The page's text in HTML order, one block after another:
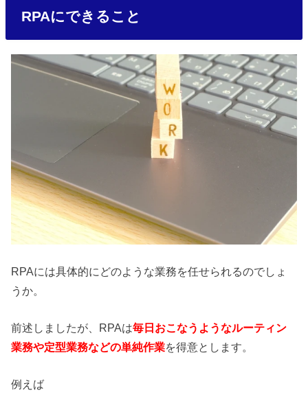
RPAにできること
RPAには具体的にどのような業務を任せられるのでしょ
うか。
前述しましたが、RPAは毎日おこなうようなルーティン
業務や定型業務などの単純作業を得意とします。
例えば